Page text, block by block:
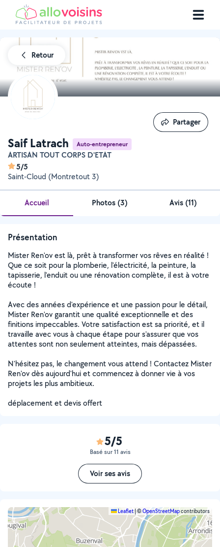
Retour
Saif Latrach Auto-entrepreneur
ARTISAN TOUT CORPS D'ETAT
5/5
Saint-Cloud (Montretout 3)
Partager
Partager
Accueil Photos (3) Avis (11)
Présentation
Mister Ren'ov est là, prêt à transformer vos rêves en réalité !
Que ce soit pour la plomberie, l'électricité, la peinture, la
tapisserie, l'enduit ou une rénovation complète, il est à votre
écoute !
Avec des années d'expérience et une passion pour le détail,
Mister Ren'ov garantit une qualité exceptionnelle et des
finitions impeccables. Votre satisfaction est sa priorité, et il
travaille avec vous à chaque étape pour s'assurer que vos
attentes sont non seulement atteintes, mais dépassées.
N'hésitez pas, le changement vous attend ! Contactez Mister
Ren'ov dès aujourd'hui et commencez à donner vie à vos
projets les plus ambitieux.
déplacement et devis offert
5/5
Basé sur 11 avis
Voir ses avis
Leaflet|©OpenStreetMapcontributors